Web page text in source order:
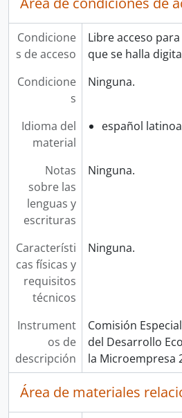
Condicione
s de acceso
Libre acceso
que se halla
Condicione
s
Ninguna.
Idioma del
material
español
Notas
sobre las
lenguas y
escrituras
Ninguna.
Característi
cas físicas y
requisitos
técnicos
Ninguna.
Instrument
os de
descripción
Comisión
del Desarrollo
la Microempresa
Área de materiales